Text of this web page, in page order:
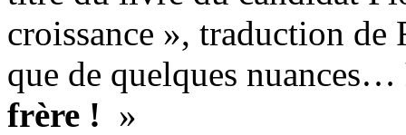
croissance », traduction de
que de quelques nuances…
frère ! »